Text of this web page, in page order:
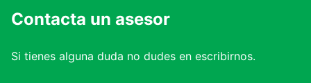
Contacta un asesor
Si tienes alguna duda no dudes en escribirnos.